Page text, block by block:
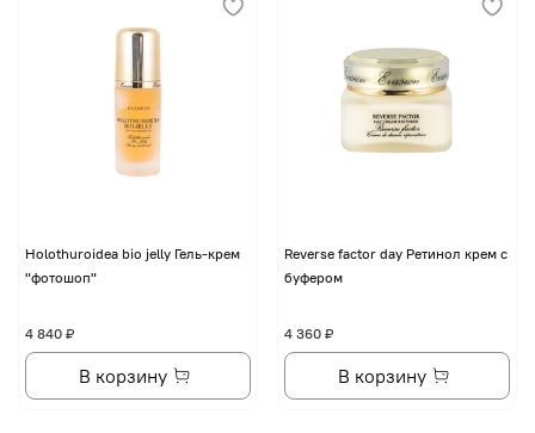
Holothuroidea bio jelly Гель-крем
"фотошоп"
4 840 ₽
В корзину
Reverse factor day Ретинол крем с
буфером
4 360 ₽
В корзину